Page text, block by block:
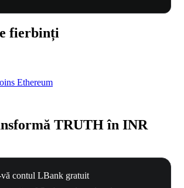
fierbinți
Ethereum
TRUTH în INR
contul LBank gratuit